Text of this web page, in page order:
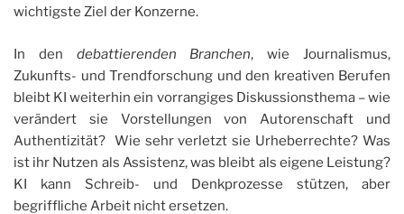
wichtigste Ziel der Konzerne.
In den debattierenden Branchen, wie Journalismus,
Zukunfts- und Trendforschung und den kreativen Berufen
bleibt KI weiterhin ein vorrangiges Diskussionsthema – wie
verändert sie Vorstellungen von Autorenschaft und
Authentizität? Wie sehr verletzt sie Urheberrechte? Was
ist ihr Nutzen als Assistenz, was bleibt als eigene Leistung?
KI kann Schreib- und Denkprozesse stützen, aber
begriffliche Arbeit nicht ersetzen.